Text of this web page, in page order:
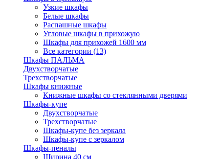
Узкие шкафы
Белые шкафы
Распашные шкафы
Угловые шкафы в прихожую
Шкафы для прихожей 1600 мм
Все категории (13)
Шкафы ПАЛЬМА
Двухстворчатые
Трехстворчатые
Шкафы книжные
Книжные шкафы со стеклянными дверями
Шкафы-купе
Двухстворчатые
Трехстворчатые
Шкафы-купе без зеркала
Шкафы-купе с зеркалом
Шкафы-пеналы
Ширина 40 см